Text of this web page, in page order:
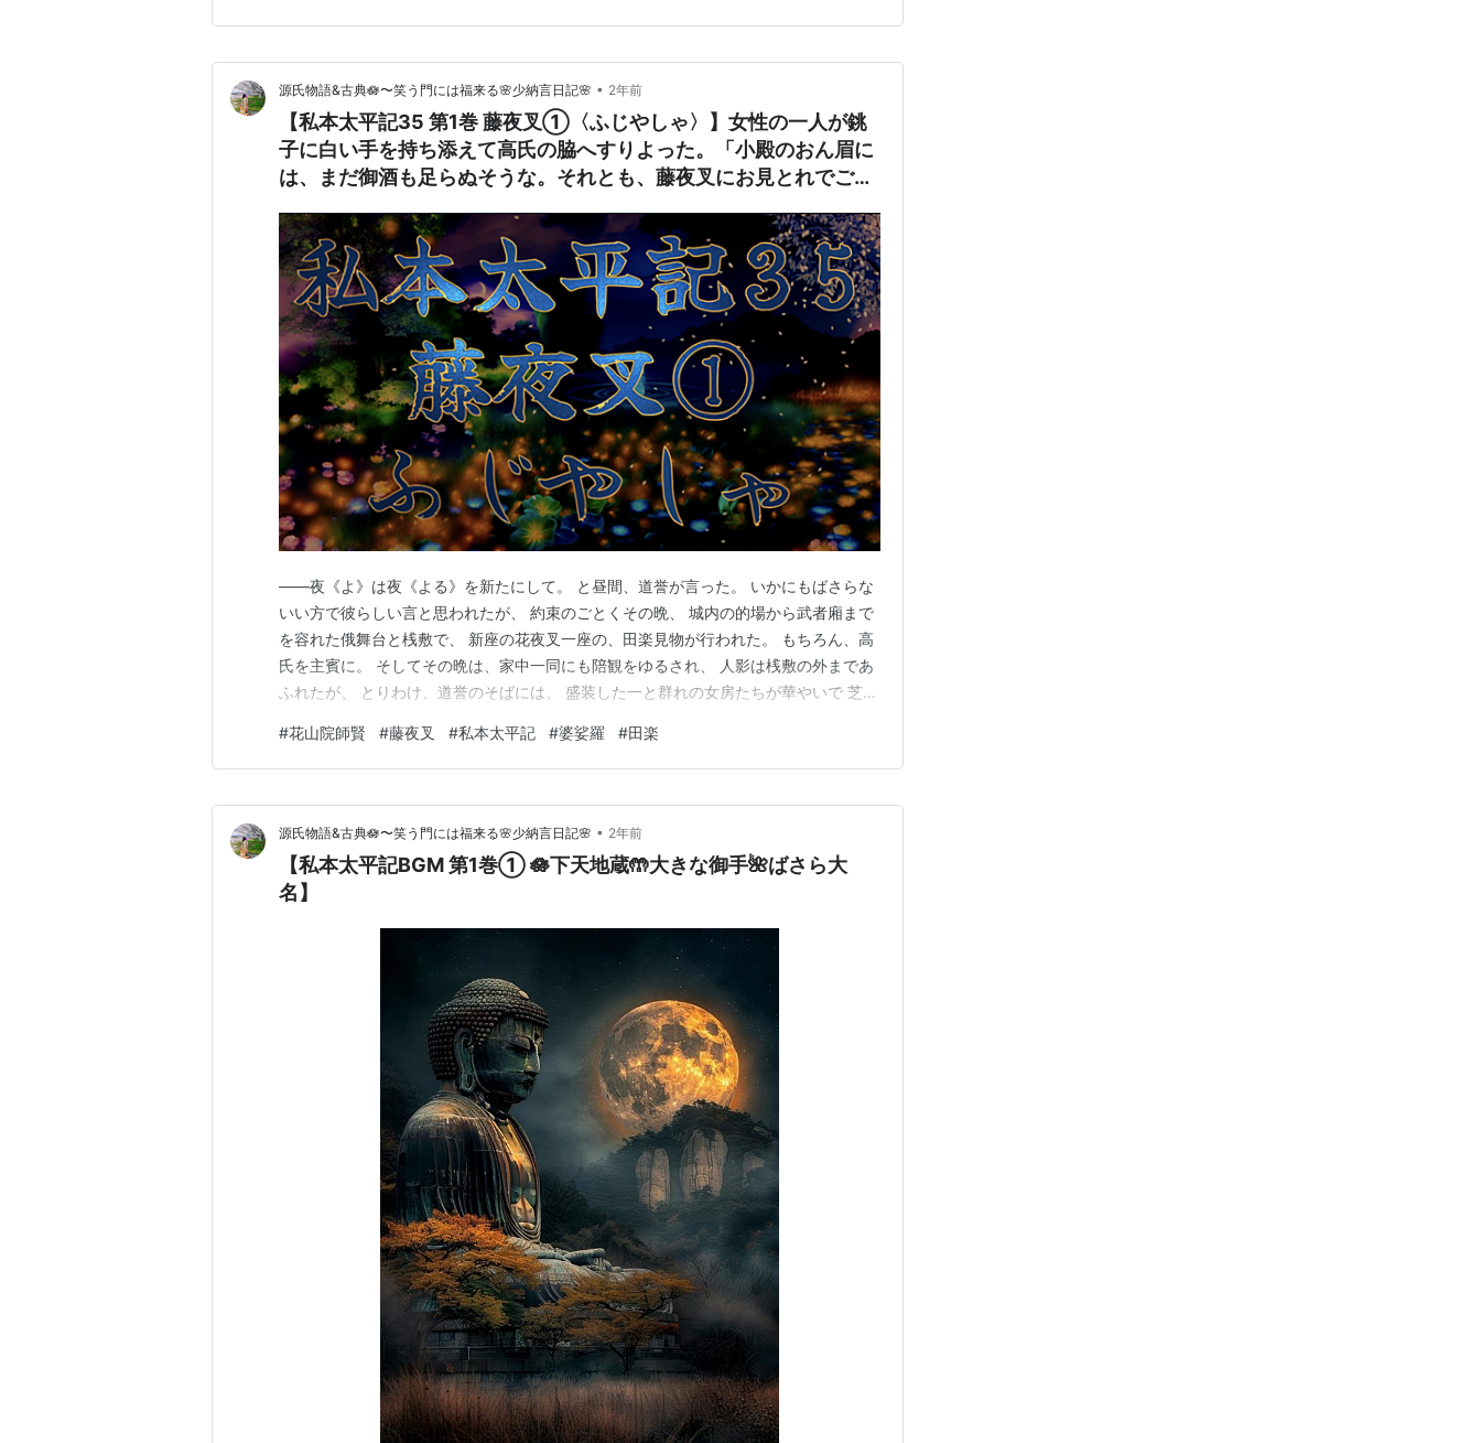
叱りをうけまする」 「それでは不愍《…
源氏物語&古典🪷〜笑う門には福来る🌸少納言日記🌸 • 2年前
【私本太平記35 第1巻 藤夜叉①〈ふじやしゃ〉】女性の一人が銚
子に白い手を持ち添えて高氏の脇へすりよった。「小殿のおん眉に
は、まだ御酒も足らぬそうな。それとも、藤夜叉にお見とれでござ
——夜《よ》は夜《よる》を新たにして。 と昼間、道誉が言った。 いかにもばさらな
いい方で彼らしい言と思われたが、 約束のごとくその晩、 城内の的場から武者廂まで
を容れた俄舞台と桟敷で、 新座の花夜叉一座の、田楽見物が行われた。 もちろん、高
氏を主賓に。 そしてその晩は、家中一同にも陪観をゆるされ、 人影は桟敷の外まであ
ふれたが、 とりわけ、道誉のそばには、 盛装した一と群れの女房たちが華やいで 芝居
しず》いている。 が、それは、道誉の侍女たちか、遊女の種類なのか、 高氏には判じ
もつかない。 彼女らはこもごもに、主賓の…
#花山院師賢 #藤夜叉 #私本太平記 #婆娑羅 #田楽
源氏物語&古典🪷〜笑う門には福来る🌸少納言日記🌸 • 2年前
【私本太平記BGM 第1巻① 🪷下天地蔵🤲大きな御手🌺ばさら大
名】